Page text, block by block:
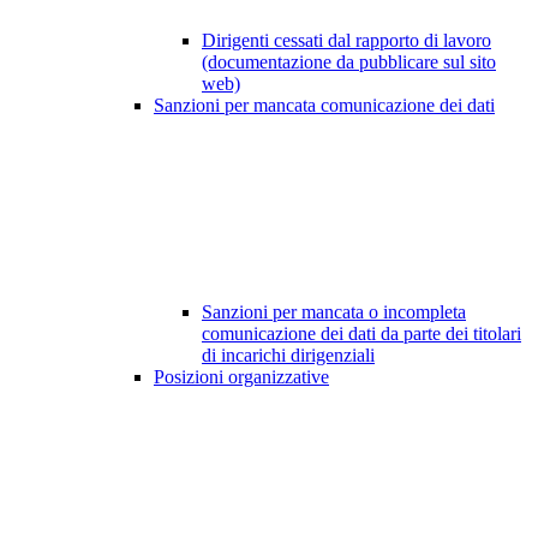
Dirigenti cessati dal rapporto di lavoro
(documentazione da pubblicare sul sito
web)
Sanzioni per mancata comunicazione dei dati
Sanzioni per mancata o incompleta
comunicazione dei dati da parte dei titolari
di incarichi dirigenziali
Posizioni organizzative